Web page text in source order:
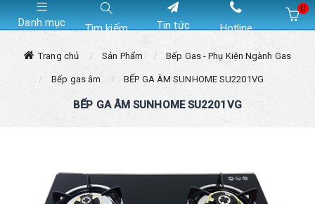
Danh mục Tìm kiếm Tin tức Hotline
0
Trang chủ Sản Phẩm Bếp Gas - Phụ Kiện Ngành Gas
Bếp gas âm BẾP GA ÂM SUNHOME SU2201VG
BẾP GA ÂM SUNHOME SU2201VG